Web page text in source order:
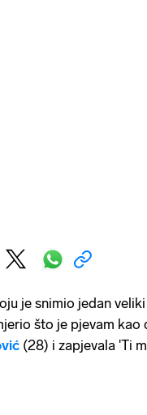
je snimio jedan veliki
što je pjevam kao
(28) i zapjevala 'Ti